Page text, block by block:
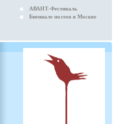
АВАНТ-Фестиваль
Биеннале поэтов в Москве